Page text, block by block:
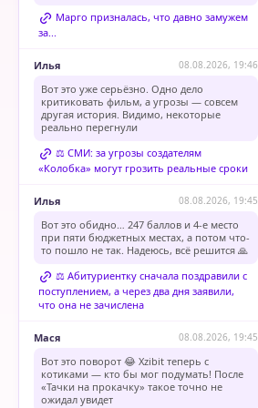
Марго призналась, что давно замужем
за...
Илья 08.08.2026, 19:46
Вот это уже серьёзно. Одно дело
критиковать фильм, а угрозы — совсем
другая история. Видимо, некоторые
реально перегнули
⚖️ СМИ: за угрозы создателям
«Колобка» могут грозить реальные сроки
Илья 08.08.2026, 19:45
Вот это обидно… 247 баллов и 4-е место
при пяти бюджетных местах, а потом что-
то пошло не так. Надеюсь, всё решится 🙏
⚖️ Абитуриентку сначала поздравили с
поступлением, а через два дня заявили,
что она не зачислена
Мася 08.08.2026, 19:45
Вот это поворот 😂 Xzibit теперь с
котиками — кто бы мог подумать! После
«Тачки на прокачку» такое точно не
ожидал увидет